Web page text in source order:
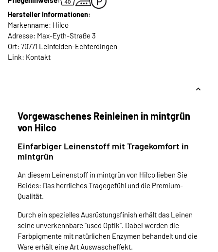
Hersteller Informationen:
Markenname: Hilco
Adresse: Max-Eyth-Straße 3
Ort: 70771 Leinfelden-Echterdingen
Link: Kontakt
Vorgewaschenes Reinleinen in mintgrün
von Hilco
Einfarbiger Leinenstoff mit Tragekomfort in
mintgrün
An diesem Leinenstoff in mintgrün von Hilco lieben Sie
Beides: Das herrliches Tragegefühl und die Premium-
Qualität.
Durch ein spezielles Ausrüstungsfinish erhält das Leinen
seine unverkennbare "used Optik". Dabei werden die
Farbpigmente mit natürlichen Enzymen behandelt und die
Ware erhält eine Art Auswascheffekt.